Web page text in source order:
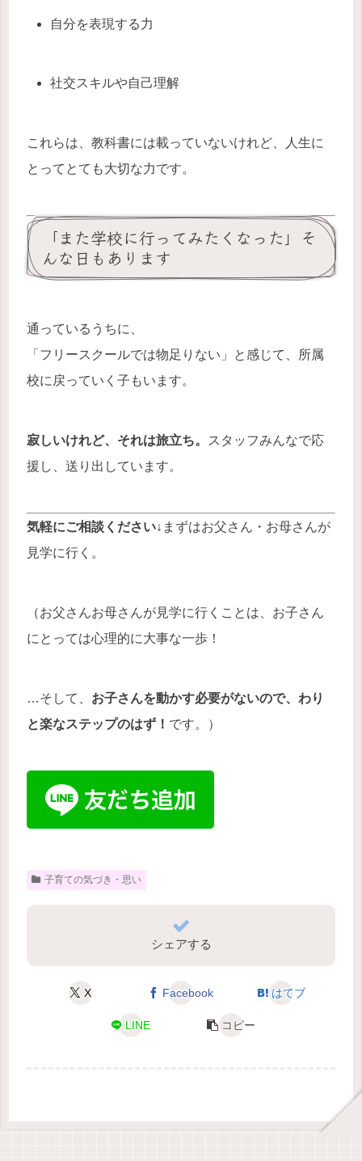
自分を表現する力
社交スキルや自己理解
これらは、教科書には載っていないけれど、人生に
とってとても大切な力です。
「また学校に行ってみたくなった」そ
んな日もあります
通っているうちに、
「フリースクールでは物足りない」と感じて、所属
校に戻っていく子もいます。
寂しいけれど、それは旅立ち。
スタッフみんなで応
援し、送り出しています。
気軽にご相談ください↓ まずはお父さん・お母さんが
見学に行く。
（お父さんお母さんが見学に行くことは、お子さん
にとっては心理的に大事な一歩！
…そして、 お子さんを動かす必要がないので、わり
と楽なステップのはず！ です。）
子育ての気づき・思い
シェアする
X Facebook はてブ
LINE コピー